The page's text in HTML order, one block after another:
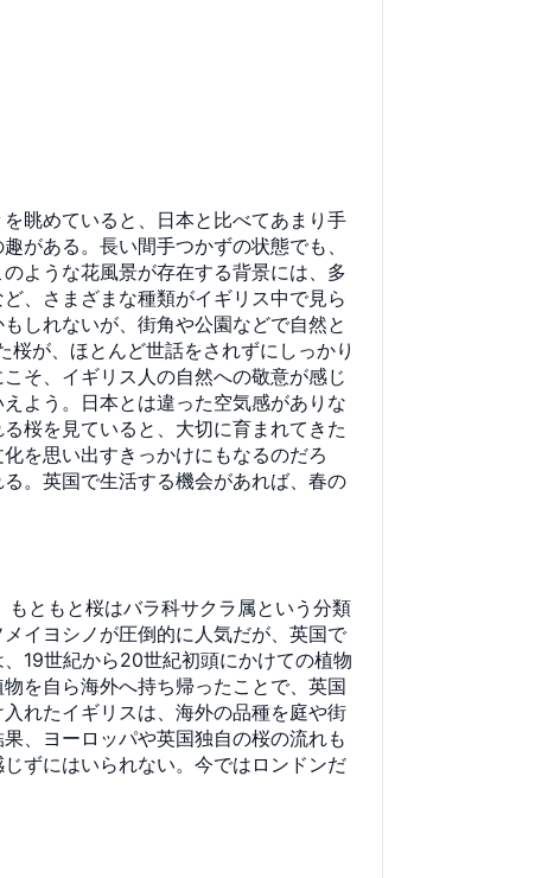
眺めていると、日本と比べてあまり手
がある。長い間手つかずの状態でも、
ような花風景が存在する背景には、多
、さまざまな種類がイギリス中で見ら
しれないが、街角や公園などで自然と
が、ほとんど世話をされずにしっかり
そ、イギリス人の自然への敬意が感じ
よう。日本とは違った空気感がありな
桜を見ていると、大切に育まれてきた
を思い出すきっかけにもなるのだろ
。英国で生活する機会があれば、春の
ともと桜はバラ科サクラ属という分類
イヨシノが圧倒的に人気だが、英国で
19世紀から20世紀初頭にかけての植物
を自ら海外へ持ち帰ったことで、英国
れたイギリスは、海外の品種を庭や街
、ヨーロッパや英国独自の桜の流れも
ずにはいられない。今ではロンドンだ